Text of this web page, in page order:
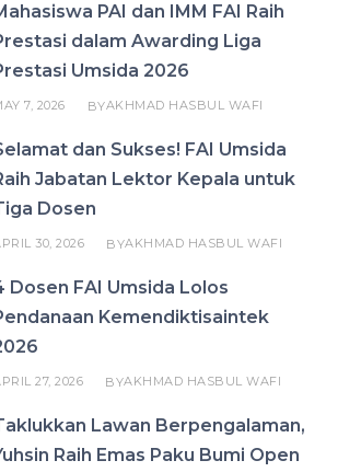
PAI dan IMM FAI Raih
dalam Awarding Liga
Umsida 2026
7, 2026 BYAKHMAD HASBUL WAFI
dan Sukses! FAI Umsida
Jabatan Lektor Kepala untuk
Dosen
30, 2026 BYAKHMAD HASBUL WAFI
Dosen FAI Umsida Lolos
Kemendiktisaintek
27, 2026 BYAKHMAD HASBUL WAFI
Lawan Berpengalaman,
Raih Emas Paku Bumi Open